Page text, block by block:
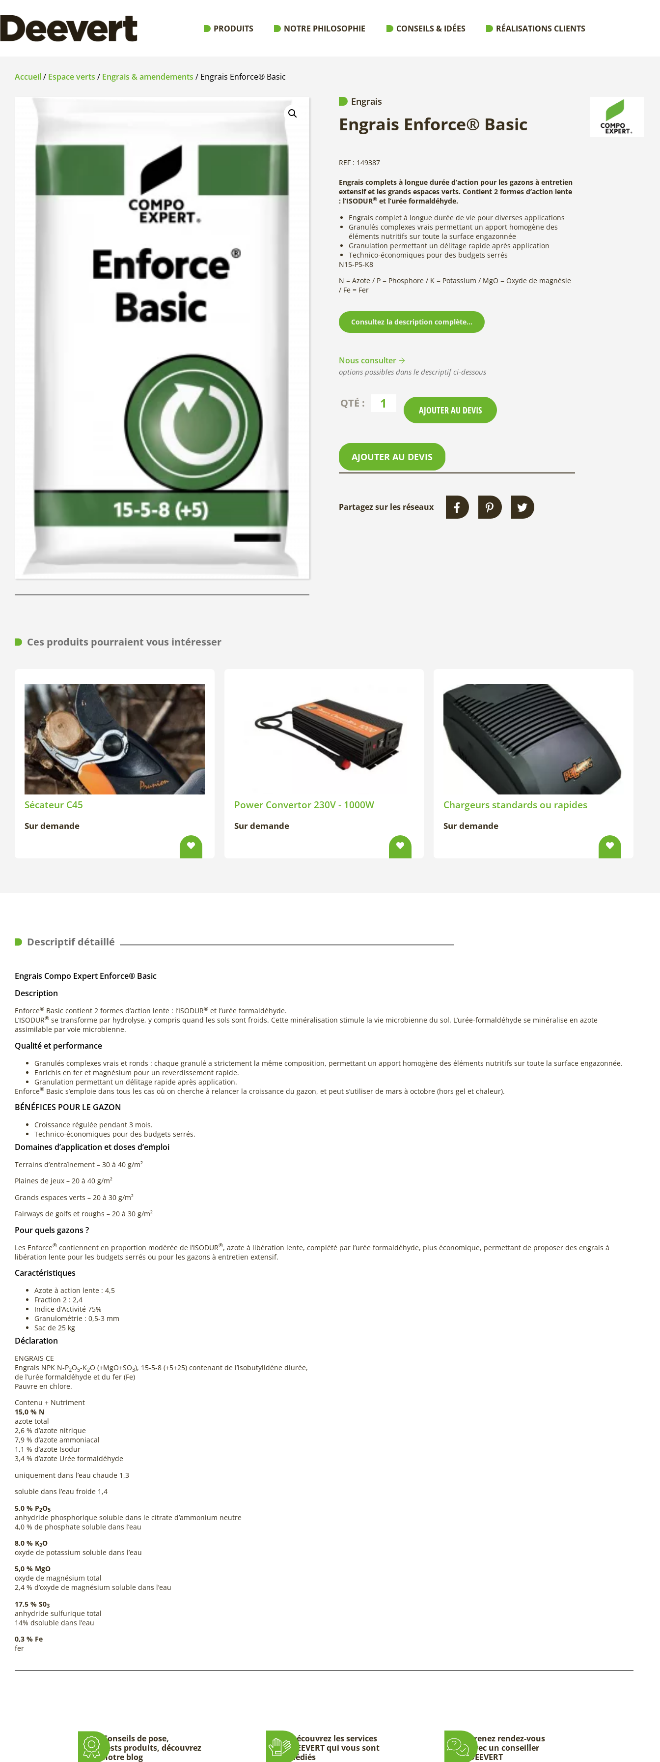
PRODUITS NOTRE PHILOSOPHIE CONSEILS & IDÉES RÉALISATIONS CLIENTS
Accueil/ Espace verts / Engrais & amendements / Engrais Enforce® Basic
Engrais
Engrais Enforce® Basic
REF : 149387
Engrais complets à longue durée d’action pour les gazons à entretien
extensif et les grands espaces verts. Contient 2 formes d’action lente
: l’ISODUR® et l’urée formaldéhyde.
Engrais complet à longue durée de vie pour diverses applications
Granulés complexes vrais permettant un apport homogène des
éléments nutritifs sur toute la surface engazonnée
Granulation permettant un délitage rapide après application
Technico-économiques pour des budgets serrés
N15-P5-K8
N = Azote / P = Phosphore / K = Potassium / MgO = Oxyde de magnésie
/ Fe = Fer
Consultez la description complète...
Nous consulter
options possibles dans le descriptif ci-dessous
AJOUTER AU DEVIS
AJOUTER AU DEVIS
Partagez sur les réseaux
Ces produits pourraient vous intéresser
Sécateur C45
Sur demande
Power Convertor 230V - 1000W
Sur demande
Chargeurs standards ou rapides
Sur demande
Descriptif détaillé
Engrais Compo Expert Enforce® Basic
Description
Enforce® Basic contient 2 formes d’action lente : l’ISODUR® et l’urée formaldéhyde.
L’ISODUR® se transforme par hydrolyse, y compris quand les sols sont froids. Cette minéralisation stimule la vie microbienne du sol. L’urée-formaldéhyde se minéralise en azote
assimilable par voie microbienne.
Qualité et performance
Granulés complexes vrais et ronds : chaque granulé a strictement la même composition, permettant un apport homogène des éléments nutritifs sur toute la surface engazonnée.
Enrichis en fer et magnésium pour un reverdissement rapide.
Granulation permettant un délitage rapide après application.
Enforce® Basic s’emploie dans tous les cas où on cherche à relancer la croissance du gazon, et peut s’utiliser de mars à octobre (hors gel et chaleur).
BÉNÉFICES POUR LE GAZON
Croissance régulée pendant 3 mois.
Technico-économiques pour des budgets serrés.
Domaines d’application et doses d’emploi
Terrains d’entraînement – 30 à 40 g/m²
Plaines de jeux – 20 à 40 g/m²
Grands espaces verts – 20 à 30 g/m²
Fairways de golfs et roughs – 20 à 30 g/m²
Pour quels gazons ?
Les Enforce® contiennent en proportion modérée de l’ISODUR®, azote à libération lente, complété par l’urée formaldéhyde, plus économique, permettant de proposer des engrais à
libération lente pour les budgets serrés ou pour les gazons à entretien extensif.
Caractéristiques
Azote à action lente : 4,5
Fraction 2 : 2,4
Indice d’Activité 75%
Granulométrie : 0,5-3 mm
Sac de 25 kg
Déclaration
ENGRAIS CE
Engrais NPK N-P2O5-K2O (+MgO+SO3), 15-5-8 (+5+25) contenant de l’isobutylidène diurée,
de l’urée formaldéhyde et du fer (Fe)
Pauvre en chlore.
Contenu + Nutriment
15,0 % N
azote total
2,6 % d’azote nitrique
7,9 % d’azote ammoniacal
1,1 % d’azote Isodur
3,4 % d’azote Urée formaldéhyde
uniquement dans l’eau chaude 1,3
soluble dans l’eau froide 1,4
5,0 % P2O5
anhydride phosphorique soluble dans le citrate d’ammonium neutre
4,0 % de phosphate soluble dans l’eau
8,0 % K2O
oxyde de potassium soluble dans l’eau
5,0 % MgO
oxyde de magnésium total
2,4 % d’oxyde de magnésium soluble dans l’eau
17,5 % S03
anhydride sulfurique total
14% dsoluble dans l’eau
0,3 % Fe
fer
Conseils de pose,
tests produits, découvrez
notre blog
Découvrez les services
DEEVERT qui vous sont
dédiés
Prenez rendez-vous
avec un conseiller
DEEVERT